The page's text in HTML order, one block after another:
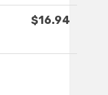
$16.94